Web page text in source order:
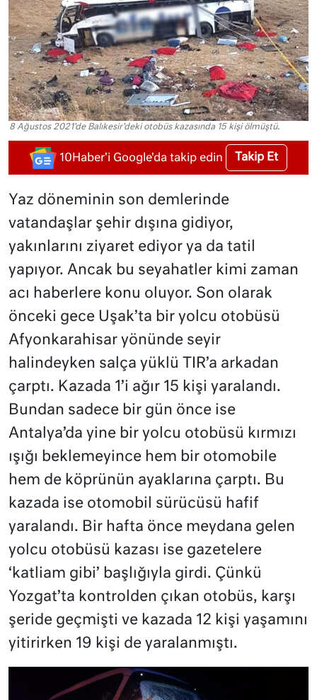
8 Ağustos 2021'de Balıkesir'deki otobüs kazasında 15 kişi ölmüştü.
10Haber'i Google'da takip edin Takip Et
Yaz döneminin son demlerinde
vatandaşlar şehir dışına gidiyor,
yakınlarını ziyaret ediyor ya da tatil
yapıyor. Ancak bu seyahatler kimi zaman
acı haberlere konu oluyor. Son olarak
önceki gece Uşak’ta bir yolcu otobüsü
Afyonkarahisar yönünde seyir
halindeyken salça yüklü TIR’a arkadan
çarptı. Kazada 1’i ağır 15 kişi yaralandı.
Bundan sadece bir gün önce ise
Antalya’da yine bir yolcu otobüsü kırmızı
ışığı beklemeyince hem bir otomobile
hem de köprünün ayaklarına çarptı. Bu
kazada ise otomobil sürücüsü hafif
yaralandı. Bir hafta önce meydana gelen
yolcu otobüsü kazası ise gazetelere
‘katliam gibi’ başlığıyla girdi. Çünkü
Yozgat’ta kontrolden çıkan otobüs, karşı
şeride geçmişti ve kazada 12 kişi yaşamını
yitirirken 19 kişi de yaralanmıştı.